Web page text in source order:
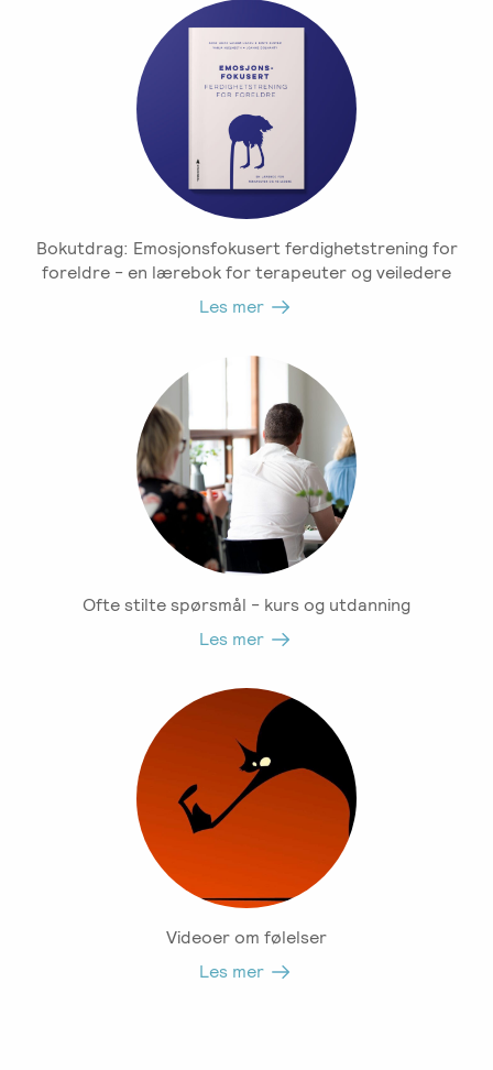
Bokutdrag: Emosjonsfokusert ferdighetstrening for
foreldre - en lærebok for terapeuter og veiledere
Les mer
Ofte stilte spørsmål - kurs og utdanning
Les mer
Videoer om følelser
Les mer